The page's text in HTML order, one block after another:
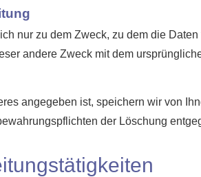
nur zu dem Zweck, zu dem die
andere Zweck mit dem
angegeben ist, speichern wir von
der Löschung